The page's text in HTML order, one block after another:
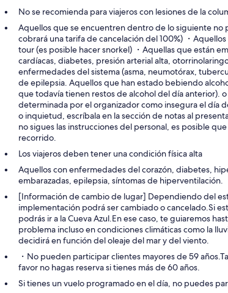
No se recomienda para viajeros con lesiones de la
Aquellos que se encuentren dentro de lo siguiente no
cobrará una tarifa de cancelación del 100%) ・
tour (es posible hacer snorkel) ・Aquellas que están
cardíacas, diabetes, presión arterial alta,
enfermedades del sistema (asma, neumotórax,
de epilepsia. Aquellos que han estado bebiendo
que todavía tienen restos de alcohol del día anterior).
determinada por el organizador como insegura el día
o inquietud, escríbala en la sección de notas al
no sigues las instrucciones del personal, es posible
recorrido.
Los viajeros deben tener una condición física alta
Aquellos con enfermedades del corazón, diabetes,
embarazadas, epilepsia, síntomas de hiperventilación.
[Información de cambio de lugar] Dependiendo del
implementación podrá ser cambiado o cancelado.Si
podrás ir a la Cueva Azul.En ese caso, te guiaremos
problema incluso en condiciones climáticas como la
decidirá en función del oleaje del mar y del viento.
・No pueden participar clientes mayores de 59
favor no hagas reserva si tienes más de 60 años.
Si tienes un vuelo programado en el día, no puedes